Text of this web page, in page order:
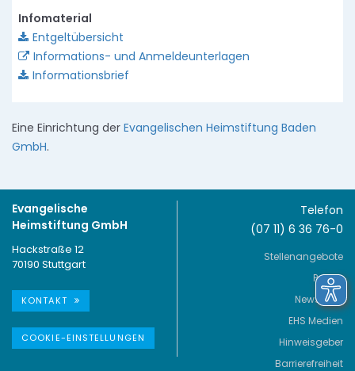
Infomaterial
Entgeltübersicht
Informations- und Anmeldeunterlagen
Informationsbrief
Eine Einrichtung der Evangelischen Heimstiftung Baden
GmbH.
Evangelische
Heimstiftung GmbH
Hackstraße 12
70190 Stuttgart
KONTAKT
COOKIE-EINSTELLUNGEN
Telefon
(07 11) 6 36 76-0
Stellenangebote
Presse
Newsletter
EHS Medien
Hinweisgeber
Barrierefreiheit